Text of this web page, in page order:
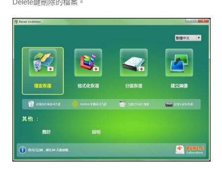
Delete鍵刪除的檔案。